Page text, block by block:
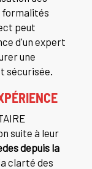
formalités
peut
d'un expert
une
suite à leur
depuis la
clarté des